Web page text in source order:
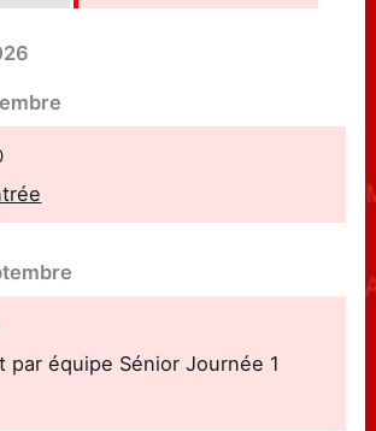
par équipe Sénior Journée 1